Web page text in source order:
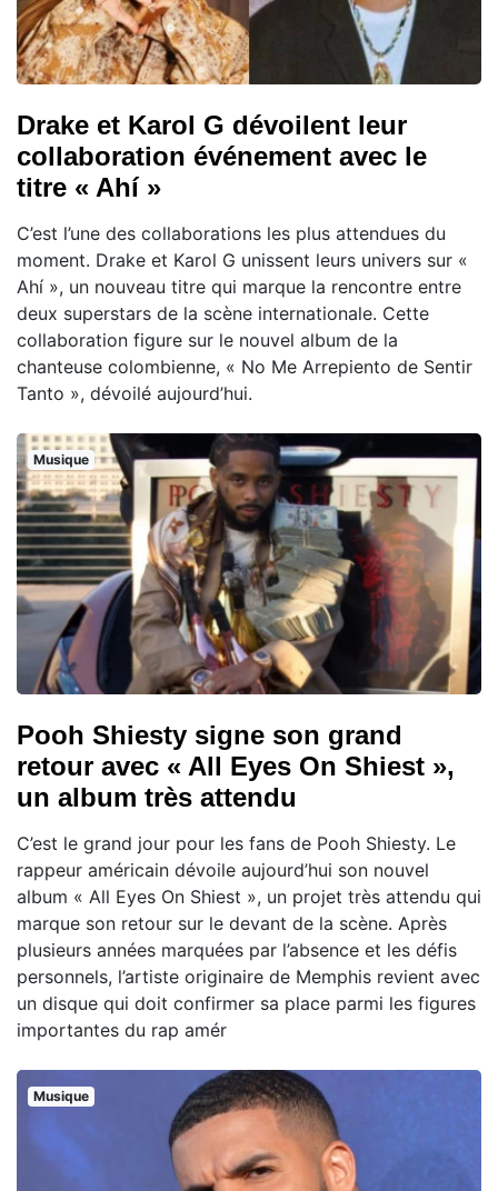
Drake et Karol G dévoilent leur
collaboration événement avec le
titre « Ahí »
C’est l’une des collaborations les plus attendues du
moment. Drake et Karol G unissent leurs univers sur «
Ahí », un nouveau titre qui marque la rencontre entre
deux superstars de la scène internationale. Cette
collaboration figure sur le nouvel album de la
chanteuse colombienne, « No Me Arrepiento de Sentir
Tanto », dévoilé aujourd’hui.
Musique
Pooh Shiesty signe son grand
retour avec « All Eyes On Shiest »,
un album très attendu
C’est le grand jour pour les fans de Pooh Shiesty. Le
rappeur américain dévoile aujourd’hui son nouvel
album « All Eyes On Shiest », un projet très attendu qui
marque son retour sur le devant de la scène. Après
plusieurs années marquées par l’absence et les défis
personnels, l’artiste originaire de Memphis revient avec
un disque qui doit confirmer sa place parmi les figures
importantes du rap amér
Musique